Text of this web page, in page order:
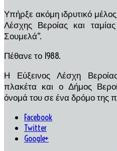
Υπήρξε ακόμη ιδρυτικό
Λέσχης Βεροίας και
Σουμελά”.
Πέθανε το 1988.
Η Εύξεινος Λέσχη
πλακέτα και ο Δήμος
όνομά του σε ένα δρόμο της
Facebook
Twitter
Google+